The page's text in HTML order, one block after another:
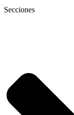
Secciones